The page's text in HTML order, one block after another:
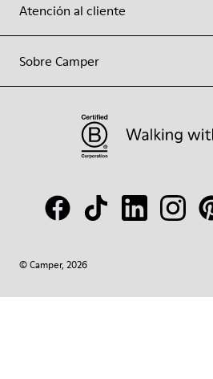
Atención al cliente
Sobre Camper
© Camper, 2026